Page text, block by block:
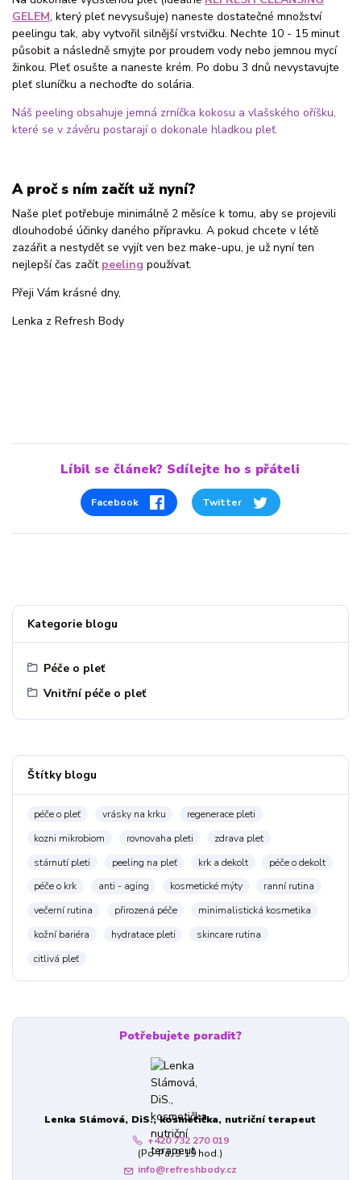
Kategorie blogu
Péče o pleť
Vnitřní péče o pleť
Štítky blogu
péče o pleť vrásky na krku
regenerace pleti
kozni mikrobiom
rovnovaha pleti
zdrava plet
stárnutí pleti
peeling na pleť krk a dekolt
péče o dekolt
péče o krk
anti - aging kosmetické mýty
ranní rutina
večerní rutina
přirozená péče
minimalistická kosmetika
kožní bariéra
hydratace pleti
skincare rutina
citlivá pleť
Potřebujete poradit?
Lenka Slámová, DiS., kosmetička, nutriční terapeut
+420 732 270 019
(Po-Pá, 9-19 hod.)
info@refreshbody.cz
GELEM, který pleť nevysušuje) naneste dostatečné množství
peelingu tak, aby vytvořil silnější vrstvičku. Nechte 10 - 15 minut
působit a následně smyjte por proudem vody nebo jemnou mycí
žinkou. Pleť osušte a naneste krém. Po dobu 3 dnů nevystavujte
pleť sluníčku a nechoďte do solária.
Náš peeling obsahuje jemná zrníčka kokosu a vlašského oříšku,
které se v závěru postarají o dokonale hladkou pleť.
A proč s ním začít už nyní?
Naše pleť potřebuje minimálně 2 měsíce k tomu, aby se projevili
dlouhodobé účinky daného přípravku. A pokud chcete v létě
zazářit a nestydět se vyjít ven bez make-upu, je už nyní ten
nejlepší čas začít peeling používat.
Přeji Vám krásné dny,
Lenka z Refresh Body
Líbil se článek? Sdílejte ho s přáteli
Facebook Twitter